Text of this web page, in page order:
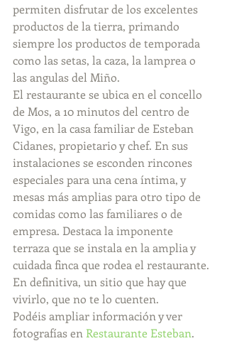
permiten disfrutar de los excelentes
productos de la tierra, primando
siempre los productos de temporada
como las setas, la caza, la lamprea o
las angulas del Miño.
El restaurante se ubica en el concello
de Mos, a 10 minutos del centro de
Vigo, en la casa familiar de Esteban
Cidanes, propietario y chef. En sus
instalaciones se esconden rincones
especiales para una cena íntima, y
mesas más amplias para otro tipo de
comidas como las familiares o de
empresa. Destaca la imponente
terraza que se instala en la amplia y
cuidada finca que rodea el restaurante.
En definitiva, un sitio que hay que
vivirlo, que no te lo cuenten.
Podéis ampliar información y ver
fotografías en Restaurante Esteban.